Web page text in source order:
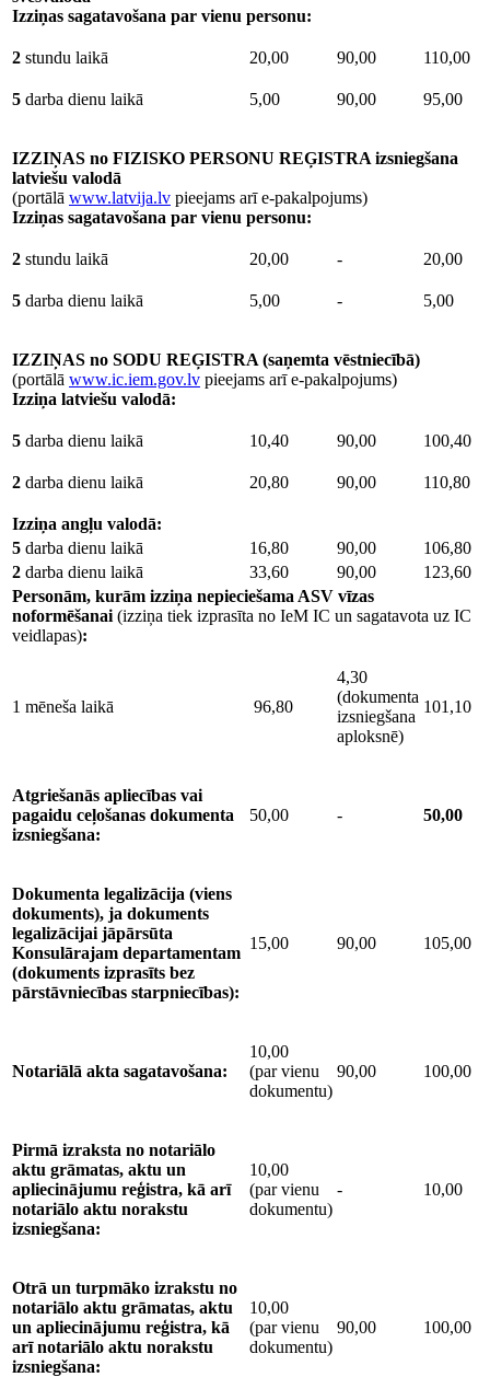
Izziņas sagatavošana par vienu personu:
2 stundu laikā 20,00 90,00 110,00
5 darba dienu laikā 5,00 90,00 95,00
IZZIŅAS no FIZISKO PERSONU REĢISTRA izsniegšana
latviešu valodā
(portālā www.latvija.lv pieejams arī e-pakalpojums)
Izziņas sagatavošana par vienu personu:
2 stundu laikā 20,00 - 20,00
5 darba dienu laikā 5,00 - 5,00
IZZIŅAS no SODU REĢISTRA (saņemta vēstniecībā)
(portālā www.ic.iem.gov.lv pieejams arī e-pakalpojums)
Izziņa latviešu valodā:
5 darba dienu laikā 10,40 90,00 100,40
2 darba dienu laikā 20,80 90,00 110,80
Izziņa angļu valodā:
5 darba dienu laikā 16,80 90,00
106,80
2 darba dienu laikā 33,60 90,00
123,60
Personām, kurām izziņa nepieciešama ASV vīzas
noformēšanai (izziņa tiek izprasīta no IeM IC un sagatavota uz IC
veidlapas):
1 mēneša laikā 96,80
4,30
(dokumenta
izsniegšana
aploksnē)
101,10
Atgriešanās apliecības vai
pagaidu ceļošanas dokumenta
izsniegšana:
50,00 - 50,00
Dokumenta legalizācija (viens
dokuments), ja dokuments
legalizācijai jāpārsūta
Konsulārajam departamentam
(dokuments izprasīts bez
pārstāvniecības starpniecības):
15,00 90,00 105,00
Notariālā akta sagatavošana:
10,00
(par vienu
dokumentu)
90,00 100,00
Pirmā izraksta no notariālo
aktu grāmatas, aktu un
apliecinājumu reģistra, kā arī
notariālo aktu norakstu
izsniegšana:
10,00
(par vienu
dokumentu)
- 10,00
Otrā un turpmāko izrakstu no
notariālo aktu grāmatas, aktu
un apliecinājumu reģistra, kā
arī notariālo aktu norakstu
izsniegšana:
10,00
(par vienu
dokumentu)
90,00 100,00